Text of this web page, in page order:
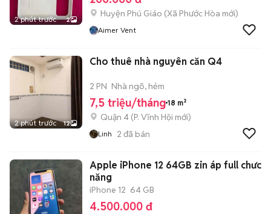
2 phút trước 2
Huyện Phú Giáo (Xã Phước Hòa mới)
Aimer Vent
2 phút trước 12
Cho thuê nhà nguyên căn Q4
2 PN Nhà ngõ, hẻm
7,5 triệu/tháng 18 m²
Quận 4 (P. Vĩnh Hội mới)
Linh 2 đã bán
Apple iPhone 12 64GB zin áp full chưc
năng
iPhone 12 64 GB
4.500.000 đ